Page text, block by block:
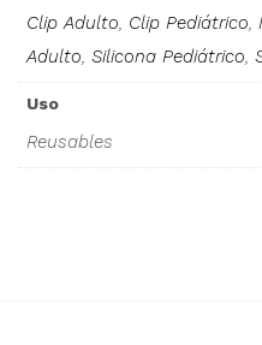
Clip Adulto, Clip Pediátrico,
Adulto, Silicona Pediátrico,
Uso
Reusables